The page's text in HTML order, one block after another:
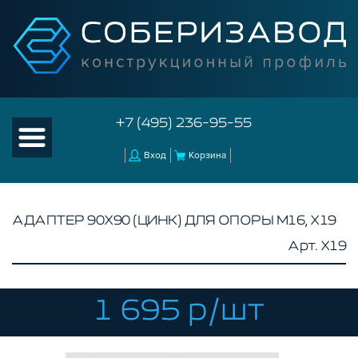
+7 (495) 236-95-55
Вход Корзина
КОМПЛЕКТУЮЩИЕ К ЧПУ
АКСЕССУАРЫ ДЛЯ V-ПАЗА
АДАПТЕР 90Х90 (ЦИНК) ДЛЯ ОПОРЫ М16, X19
Арт. X19
1 695 р/шт